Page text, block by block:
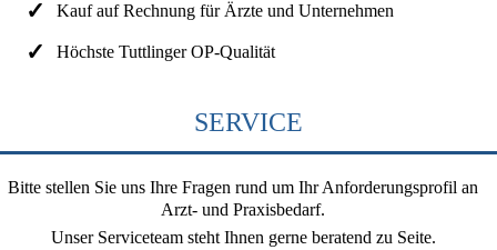
Kauf auf Rechnung für Ärzte und Unternehmen
Höchste Tuttlinger OP-Qualität
SERVICE
Bitte stellen Sie uns Ihre Fragen rund um Ihr Anforderungsprofil an
Arzt- und Praxisbedarf.
Unser Serviceteam steht Ihnen gerne beratend zu Seite.